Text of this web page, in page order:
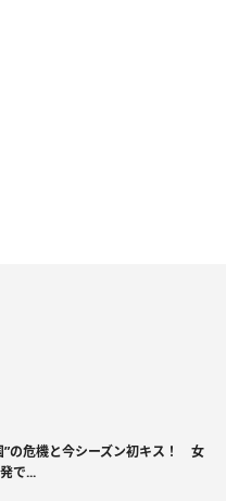
”の危機と今シーズン初キス！ 女
で...